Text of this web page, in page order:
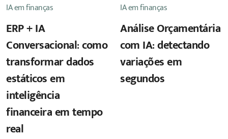
IA em finanças
ERP + IA
Conversacional: como
transformar dados
estáticos em
inteligência
financeira em tempo
real
IA em finanças
Análise Orçamentária
com IA: detectando
variações em
segundos